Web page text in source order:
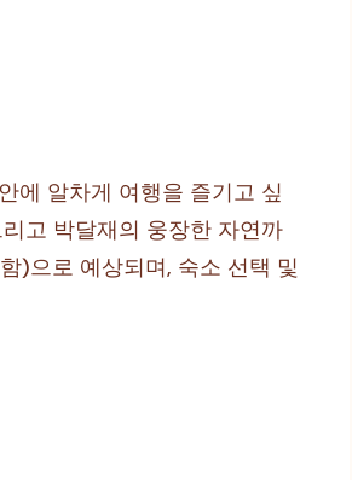
에 알차게 여행을 즐기고 싶
고 박달재의 웅장한 자연까
)으로 예상되며, 숙소 선택 및